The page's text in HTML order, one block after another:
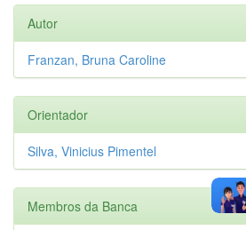
Autor
Franzan, Bruna Caroline
Orientador
Silva, Vinicius Pimentel
Membros da Banca